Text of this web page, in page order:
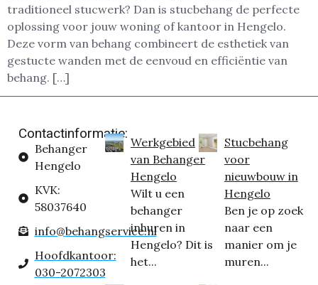
traditioneel stucwerk? Dan is stucbehang de perfecte
oplossing voor jouw woning of kantoor in Hengelo.
Deze vorm van behang combineert de esthetiek van
gestucte wanden met de eenvoud en efficiëntie van
behang. […]
Contactinformatie:
Behanger
Hengelo
KVK:
58037640
info@behangservice.nl
Hoofdkantoor:
030-2072303
Werkgebied
van Behanger
Hengelo
Wilt u een
behanger
inhuren in
Hengelo? Dit is
het...
Stucbehang
voor
nieuwbouw in
Hengelo
Ben je op zoek
naar een
manier om je
muren...